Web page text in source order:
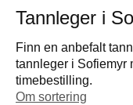
Tannleger i
Finn en anbefalt
tannleger i Sofiemyr
timebestilling.
Om sortering